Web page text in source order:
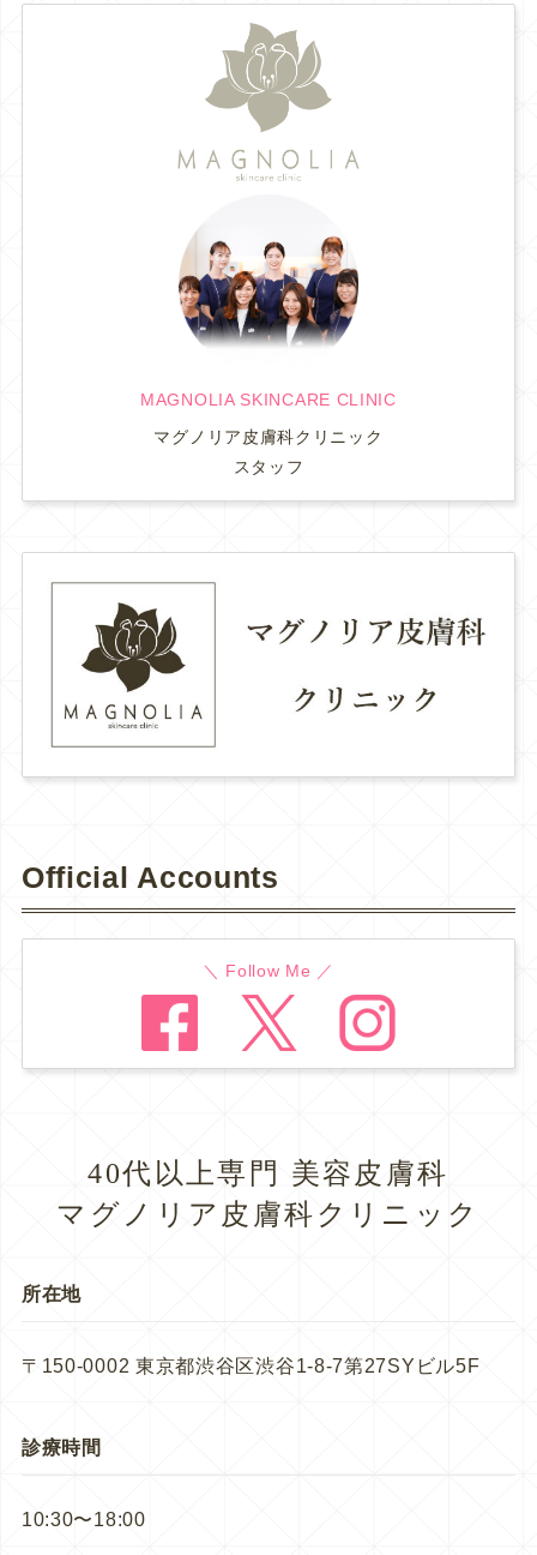
MAGNOLIA SKINCARE CLINIC
マグノリア皮膚科クリニック
スタッフ
Official Accounts
＼ Follow Me ／
40代以上専門 美容皮膚科
マグノリア皮膚科クリニック
所在地
〒150-0002 東京都渋谷区渋谷1-8-7第27SYビル5F
診療時間
10:30〜18:00